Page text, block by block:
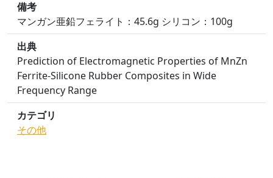
備考
マンガン亜鉛フェライト：45.6g シリコン：100g
出典
Prediction of Electromagnetic Properties of MnZn
Ferrite-Silicone Rubber Composites in Wide
Frequency Range
カテゴリ
その他